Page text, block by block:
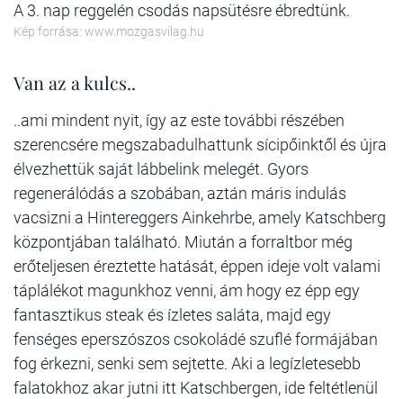
A 3. nap reggelén csodás napsütésre ébredtünk.
Kép forrása: www.mozgasvilag.hu
Van az a kulcs..
..ami mindent nyit, így az este további részében
szerencsére megszabadulhattunk sícipőinktől és újra
élvezhettük saját lábbelink melegét. Gyors
regenerálódás a szobában, aztán máris indulás
vacsizni a Hintereggers Ainkehrbe, amely Katschberg
központjában található. Miután a forraltbor még
erőteljesen éreztette hatását, éppen ideje volt valami
táplálékot magunkhoz venni, ám hogy ez épp egy
fantasztikus steak és ízletes saláta, majd egy
fenséges eperszószos csokoládé szuflé formájában
fog érkezni, senki sem sejtette. Aki a legízletesebb
falatokhoz akar jutni itt Katschbergen, ide feltétlenül